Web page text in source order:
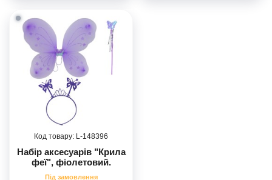
148396
Набір аксесуарів "Крила
феї", фіолетовий.